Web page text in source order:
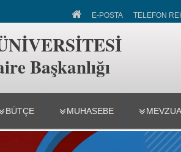
E-POSTA TELEFON
Başkanlığı
BÜTÇE MUHASEBE